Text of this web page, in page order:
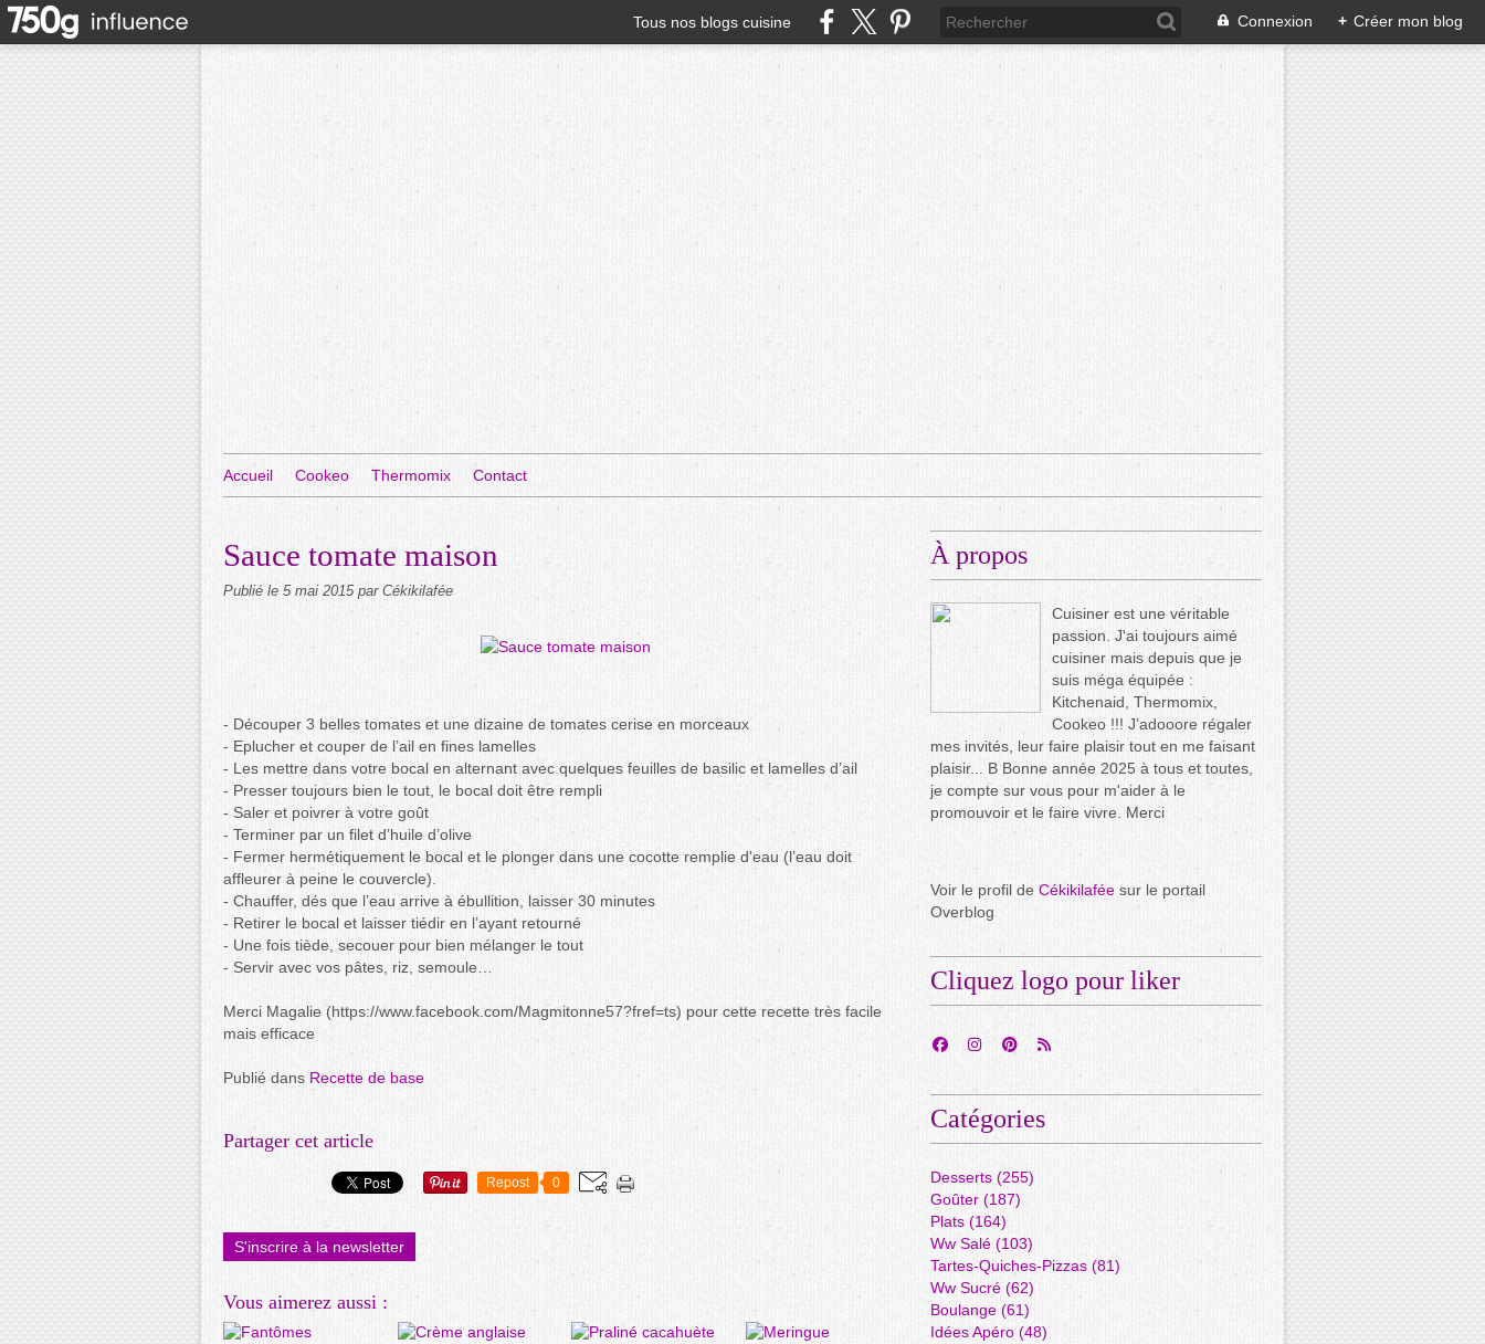
Tous nos blogs cuisine Connexion + Créer mon blog
Accueil Cookeo Thermomix Contact
Sauce tomate maison
Publié le 5 mai 2015 par Cékikilafée
- Découper 3 belles tomates et une dizaine de tomates cerise en morceaux
- Eplucher et couper de l’ail en fines lamelles
- Les mettre dans votre bocal en alternant avec quelques feuilles de basilic et lamelles d’ail
- Presser toujours bien le tout, le bocal doit être rempli
- Saler et poivrer à votre goût
- Terminer par un filet d’huile d’olive
- Fermer hermétiquement le bocal et le plonger dans une cocotte remplie d'eau (l’eau doit
affleurer à peine le couvercle).
- Chauffer, dés que l’eau arrive à ébullition, laisser 30 minutes
- Retirer le bocal et laisser tiédir en l’ayant retourné
- Une fois tiède, secouer pour bien mélanger le tout
- Servir avec vos pâtes, riz, semoule…
Merci Magalie (https://www.facebook.com/Magmitonne57?fref=ts) pour cette recette très facile
mais efficace
Publié dans Recette de base
Partager cet article
Repost 0
S'inscrire à la newsletter
Vous aimerez aussi :
À propos
Cuisiner est une véritable
passion. J'ai toujours aimé
cuisiner mais depuis que je
suis méga équipée :
Kitchenaid, Thermomix,
Cookeo !!! J’adooore régaler
mes invités, leur faire plaisir tout en me faisant
plaisir... B Bonne année 2025 à tous et toutes,
je compte sur vous pour m'aider à le
promouvoir et le faire vivre. Merci
Voir le profil de Cékikilafée sur le portail
Overblog
Cliquez logo pour liker
Catégories
Desserts (255)
Goûter (187)
Plats (164)
Ww Salé (103)
Tartes-Quiches-Pizzas (81)
Ww Sucré (62)
Boulange (61)
Idées Apéro (48)